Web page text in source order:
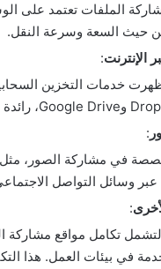
حيث السعة وسرعة النقل.
الإنترنت:
خدمات التخزين
:
عبر وسائل التواصل
:
تكامل مواقع مشاركة
في بيئات العمل. هذا